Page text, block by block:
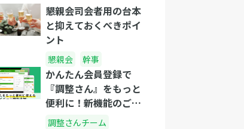
懇親会司会者用の台本
と抑えておくべきポイ
ント
懇親会 幹事
かんたん会員登録で
『調整さん』をもっと
便利に！新機能のご紹
介
調整さんチーム